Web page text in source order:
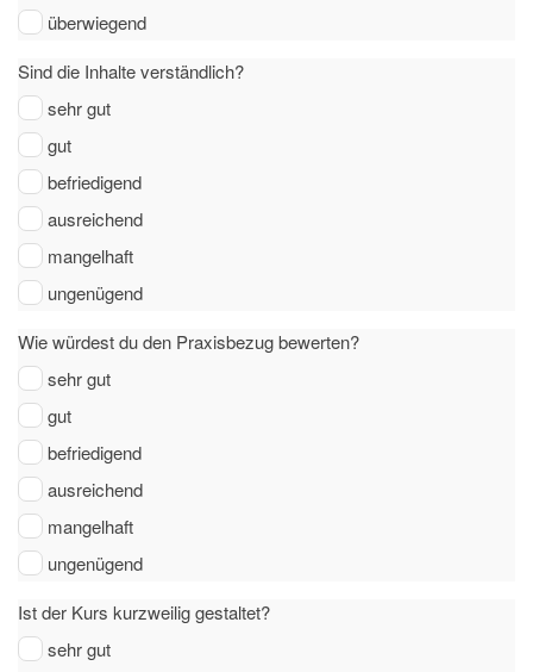
überwiegend
Sind die Inhalte verständlich?
sehr gut
gut
befriedigend
ausreichend
mangelhaft
ungenügend
Wie würdest du den Praxisbezug bewerten?
sehr gut
gut
befriedigend
ausreichend
mangelhaft
ungenügend
Ist der Kurs kurzweilig gestaltet?
sehr gut